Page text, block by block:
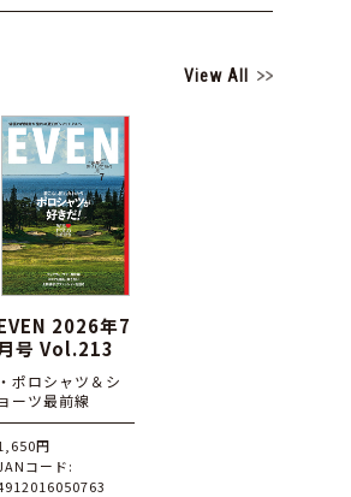
View All
2026年7
号 Vol.213
・ポロシャツ＆シ
ョーツ最前線
円
コード: